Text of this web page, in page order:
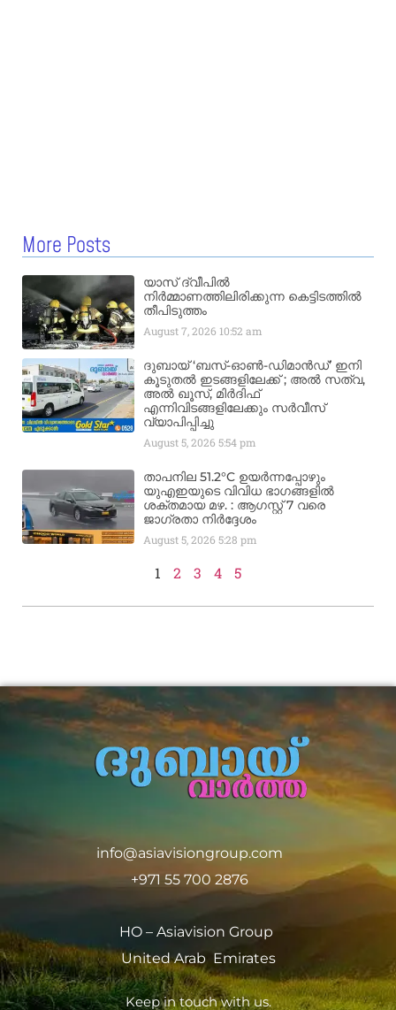
More Posts
യാസ് ദ്വീപിൽ
നിർമ്മാണത്തിലിരിക്കുന്ന കെട്ടിടത്തിൽ
തീപിടുത്തം
August 7, 2026 10:52 am
ദുബായ് ‘ബസ്-ഓൺ-ഡിമാൻഡ്’ ഇനി
കൂടുതൽ ഇടങ്ങളിലേക്ക് ; അൽ സത്വ,
അൽ ഖൂസ്, മിർദിഫ്
എന്നിവിടങ്ങളിലേക്കും സർവീസ്
വ്യാപിപ്പിച്ചു
August 5, 20265:54 pm
താപനില 51.2°C ഉയർന്നപ്പോഴും
യുഎഇയുടെ വിവിധ ഭാഗങ്ങളിൽ
ശക്തമായ മഴ. : ആഗസ്റ്റ് 7 വരെ
ജാഗ്രതാ നിർദ്ദേശം
August 5, 20265:28 pm
1 2 3 4 5
info@asiavisiongroup.com
+971 55 700 2876
HO – Asiavision Group
United Arab Emirates
Keep in touch with us.